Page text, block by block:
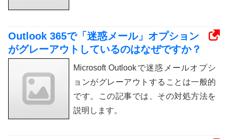
Outlook 365で「迷惑メール」オプション
がグレーアウトしているのはなぜですか？
Microsoft Outlookで迷惑メールオプシ
ョンがグレーアウトすることは一般的
です。この記事では、その対処方法を
説明します。